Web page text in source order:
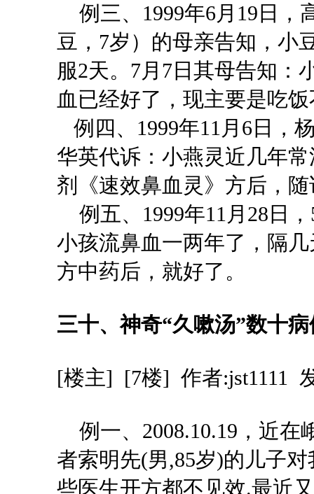
例三、 1999年6月19日
豆，7岁）的母亲告知，小
服2天。7月7日其母告知：
血已经好了，现主要是吃
例四、 1999年11月6日，
华英代诉：小燕灵近几年
剂《速效鼻血灵》方后，
例五、1999年11月28日
小孩流鼻血一两年了，隔
方中药后，就好了。
三十、神奇“久嗽汤”数十
[楼主] [7楼] 作者
例一、 2008.10.19，近
者索明先(男,85岁)的儿子
些医生开方都不见效.最近